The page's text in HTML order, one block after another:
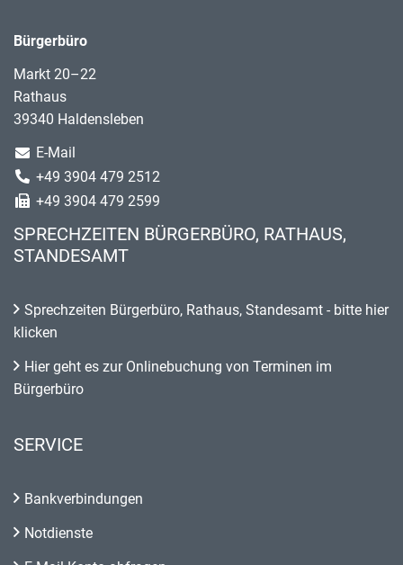
Bürgerbüro
Markt 20–22
Rathaus
39340 Haldensleben
E-Mail
+49 3904 479 2512
+49 3904 479 2599
SPRECHZEITEN BÜRGERBÜRO, RATHAUS,
STANDESAMT
Sprechzeiten Bürgerbüro, Rathaus, Standesamt - bitte hier
klicken
Hier geht es zur Onlinebuchung von Terminen im
Bürgerbüro
SERVICE
Bankverbindungen
Notdienste